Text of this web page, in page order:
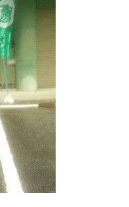
傾向にあるようで
いてビジネスに生か
を学ぶ姿勢がある方
みにすることもあ
まくやられている経
います。